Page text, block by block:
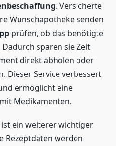
. Versicherte
Wunschapotheke senden
prüfen, ob das benötigte
sparen sie Zeit
direkt abholen oder
Dieser Service verbessert
ermöglicht eine
Medikamenten.
ein weiterer wichtiger
Rezeptdaten werden